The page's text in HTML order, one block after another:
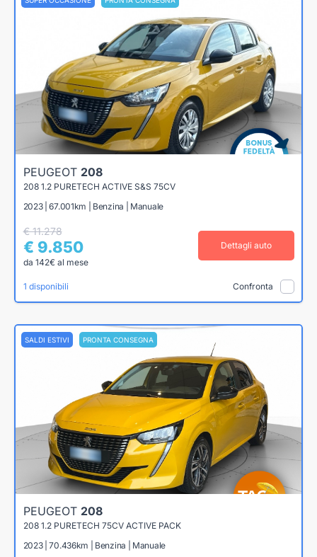
PEUGEOT 208
208 1.2 PURETECH ACTIVE S&S 75CV
2023 | 67.001km | Benzina | Manuale
€ 11.278
€ 9.850
da 142€ al mese
Dettagli auto
1 disponibili Confronta
SALDI ESTIVI PRONTA CONSEGNA
PEUGEOT 208
208 1.2 PURETECH 75CV ACTIVE PACK
2023 | 70.436km | Benzina | Manuale